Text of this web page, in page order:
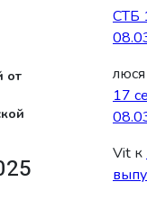
от
СТБ
люся
17
Vit к